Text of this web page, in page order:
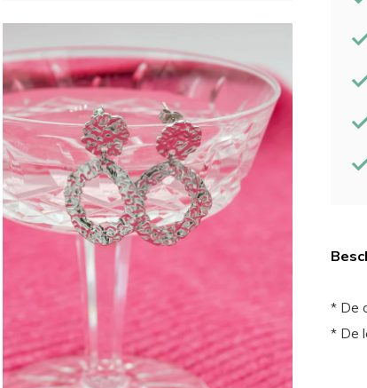
* De
* De